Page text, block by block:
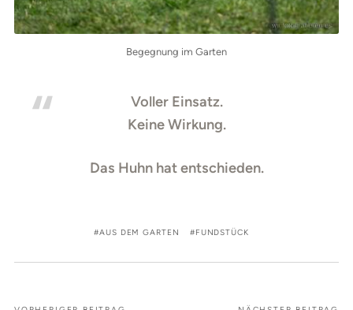
Begegnung im Garten
Voller Einsatz.
Keine Wirkung.
Das Huhn hat entschieden.
AUS DEM GARTEN FUNDSTÜCK